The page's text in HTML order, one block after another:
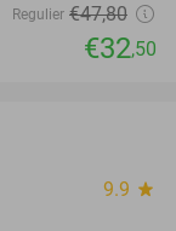
Regulier €47,80
€32,50
9.9 star